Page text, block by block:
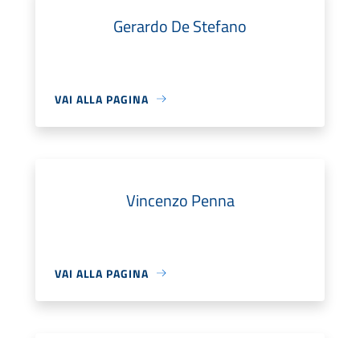
Gerardo De Stefano
VAI ALLA PAGINA
Vincenzo Penna
VAI ALLA PAGINA